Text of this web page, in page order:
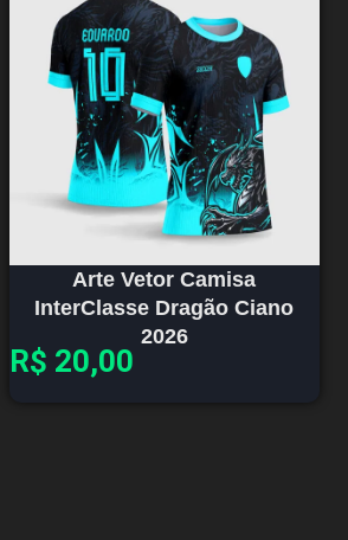
Arte Vetor Camisa
InterClasse Dragão Ciano
2026
R$ 20,00